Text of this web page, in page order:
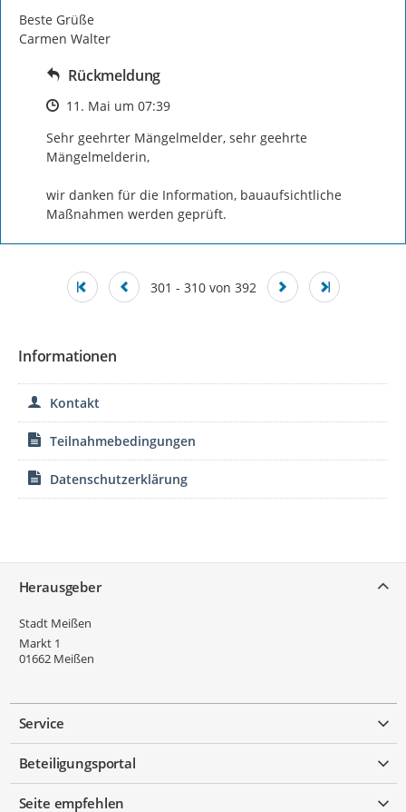
Beste Grüße
Carmen Walter
Rückmeldung
Zeitpunkt des Erstellens
11. Mai um 07:39
Sehr geehrter Mängelmelder, sehr geehrte
Mängelmelderin,
wir danken für die Information, bauaufsichtliche
Maßnahmen werden geprüft.
301 - 310 von 392
Informationen
Kontakt
Teilnahmebedingungen
Datenschutzerklärung
Herausgeber
Stadt Meißen
Markt 1
01662 Meißen
Service
Beteiligungsportal
Seite empfehlen